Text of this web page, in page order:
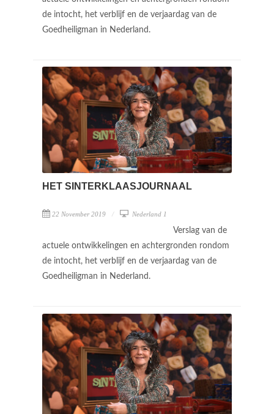
de intocht, het verblijf en de verjaardag van de
Goedheiligman in Nederland.
HET SINTERKLAASJOURNAAL
22 November 2019 Nederland 1
Verslag van de
actuele ontwikkelingen en achtergronden rondom
de intocht, het verblijf en de verjaardag van de
Goedheiligman in Nederland.